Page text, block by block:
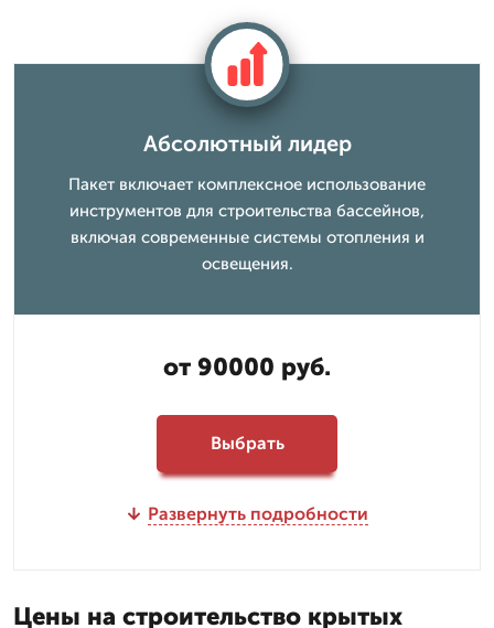
Абсолютный лидер
Пакет включает комплексное использование
инструментов для строительства бассейнов,
включая современные системы отопления и
освещения.
от 90000 руб.
Выбрать
Развернуть подробности
Цены на строительство крытых